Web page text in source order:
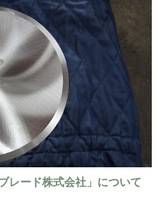
レード株式会社」について